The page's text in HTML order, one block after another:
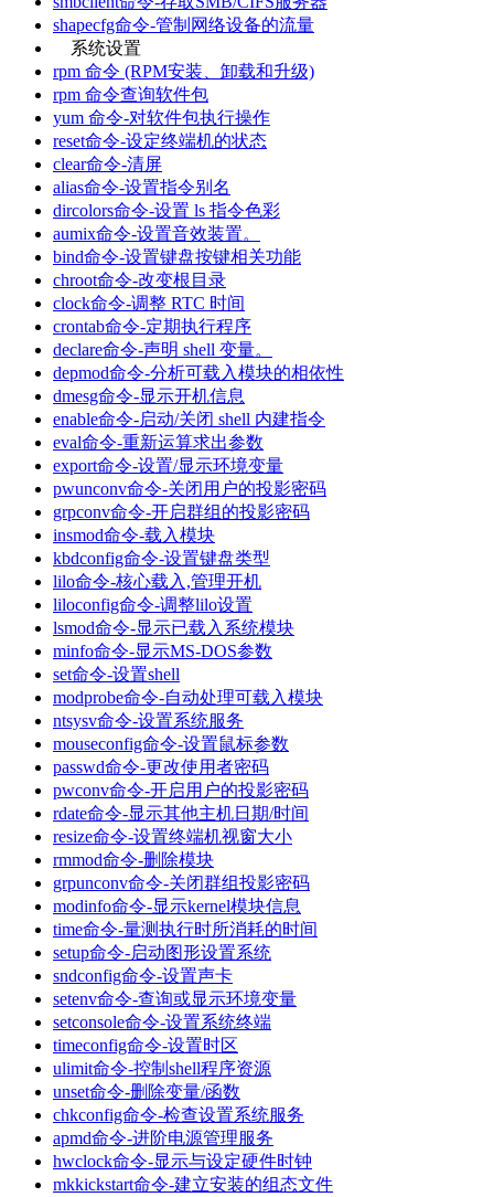
shapecfg命令-管制网络设备的流量
系统设置
rpm 命令 (RPM安装、卸载和升级)
rpm 命令查询软件包
yum 命令-对软件包执行操作
reset命令-设定终端机的状态
clear命令-清屏
alias命令-设置指令别名
dircolors命令-设置 ls 指令色彩
aumix命令-设置音效装置。
bind命令-设置键盘按键相关功能
chroot命令-改变根目录
clock命令-调整 RTC 时间
crontab命令-定期执行程序
declare命令-声明 shell 变量。
depmod命令-分析可载入模块的相依性
dmesg命令-显示开机信息
enable命令-启动/关闭 shell 内建指令
eval命令-重新运算求出参数
export命令-设置/显示环境变量
pwunconv命令-关闭用户的投影密码
grpconv命令-开启群组的投影密码
insmod命令-载入模块
kbdconfig命令-设置键盘类型
lilo命令-核心载入,管理开机
liloconfig命令-调整lilo设置
lsmod命令-显示已载入系统模块
minfo命令-显示MS-DOS参数
set命令-设置shell
modprobe命令-自动处理可载入模块
ntsysv命令-设置系统服务
mouseconfig命令-设置鼠标参数
passwd命令-更改使用者密码
pwconv命令-开启用户的投影密码
rdate命令-显示其他主机日期/时间
resize命令-设置终端机视窗大小
rmmod命令-删除模块
grpunconv命令-关闭群组投影密码
modinfo命令-显示kernel模块信息
time命令-量测执行时所消耗的时间
setup命令-启动图形设置系统
sndconfig命令-设置声卡
setenv命令-查询或显示环境变量
setconsole命令-设置系统终端
timeconfig命令-设置时区
ulimit命令-控制shell程序资源
unset命令-删除变量/函数
chkconfig命令-检查设置系统服务
apmd命令-进阶电源管理服务
hwclock命令-显示与设定硬件时钟
mkkickstart命令-建立安装的组态文件